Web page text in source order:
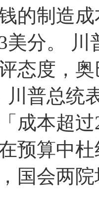
的制造
美分。 川
态度，
川普总统
成本超
预算中
国会两